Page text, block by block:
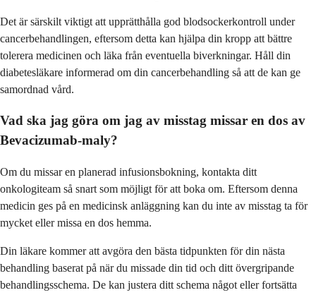
Det är särskilt viktigt att upprätthålla god blodsockerkontroll under
cancerbehandlingen, eftersom detta kan hjälpa din kropp att bättre
tolerera medicinen och läka från eventuella biverkningar. Håll din
diabetesläkare informerad om din cancerbehandling så att de kan ge
samordnad vård.
Vad ska jag göra om jag av misstag missar en dos av
Bevacizumab-maly?
Om du missar en planerad infusionsbokning, kontakta ditt
onkologiteam så snart som möjligt för att boka om. Eftersom denna
medicin ges på en medicinsk anläggning kan du inte av misstag ta för
mycket eller missa en dos hemma.
Din läkare kommer att avgöra den bästa tidpunkten för din nästa
behandling baserat på när du missade din tid och ditt övergripande
behandlingsschema. De kan justera ditt schema något eller fortsätta